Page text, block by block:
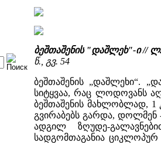
ბეშთაშენის "დაშლეხ"-ი //
წ., გვ. 54
ბეშთაშენის „დაშლეხი“.
სიტყვაა, რაც ლოდოვანს
ბეშთაშენის მახლობლად,
გვირაბებს გარდა, დოლმენ
ადგილ ზღუდე-
სადგომთაგანია